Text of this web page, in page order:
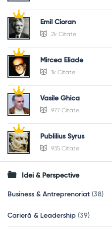
Emil Cioran
2k Citate
Mircea Eliade
1k Citate
Vasile Ghica
977 Citate
Publilius Syrus
935 Citate
Idei & Perspective
Business & Antreprenoriat (38)
Carieră & Leadership (39)